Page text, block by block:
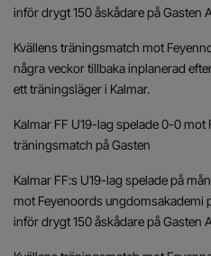
inför drygt 150 åskådare på Gasten
Kvällens träningsmatch mot
några veckor tillbaka inplanerad
ett träningsläger i Kalmar.
Kalmar FF U19-lag spelade 0-0
träningsmatch på Gasten
Kalmar FF:s U19-lag spelade på
mot Feyenoords ungdomsakademi
inför drygt 150 åskådare på Gasten